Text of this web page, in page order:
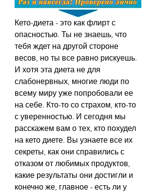
Кето-диета - это как флирт с
опасностью. Ты не знаешь, что
тебя ждет на другой стороне
весов, но ты все равно рискуешь.
И хотя эта диета не для
слабонервных, многие люди по
всему миру уже попробовали ее
на себе. Кто-то со страхом, кто-то
с уверенностью. И сегодня мы
расскажем вам о тех, кто похудел
на кето диете. Вы узнаете все их
секреты, как они справились с
отказом от любимых продуктов,
какие результаты они достигли и
конечно же, главное - есть ли у